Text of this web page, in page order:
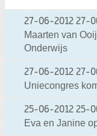
27-06-2012 27-
Maarten van
Onderwijs
27-06-2012 27-
Uniecongres
25-06-2012 25-
Eva en Janine